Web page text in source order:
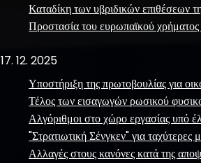
Καταδίκη των υβριδικών επιθέσεων
Προστασία του ευρωπαϊκού χρήματος
17. 12. 2025
Υποστήριξη της πρωτοβουλίας για
Τέλος των εισαγωγών ρωσικού
Αλγόριθμοι στο χώρο εργασίας υπό
"Στρατιωτική Σένγκεν" για ταχύτερες
Αλλαγές στους κανόνες κατά της